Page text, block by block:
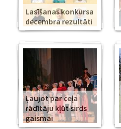
Lasīšanas konkursa
decembra rezultāti
Ļaujot par ceļa
rādītāju kļūt sirds
gaismai